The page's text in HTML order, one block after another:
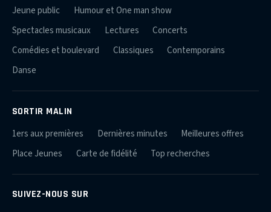
Jeune public
Humour et One man show
Spectacles musicaux
Lectures
Concerts
Comédies et boulevard
Classiques
Contemporains
Danse
SORTIR MALIN
1ers aux premières Dernières minutes
Meilleures offres
Place Jeunes
Carte de fidélité Top recherches
SUIVEZ-NOUS SUR